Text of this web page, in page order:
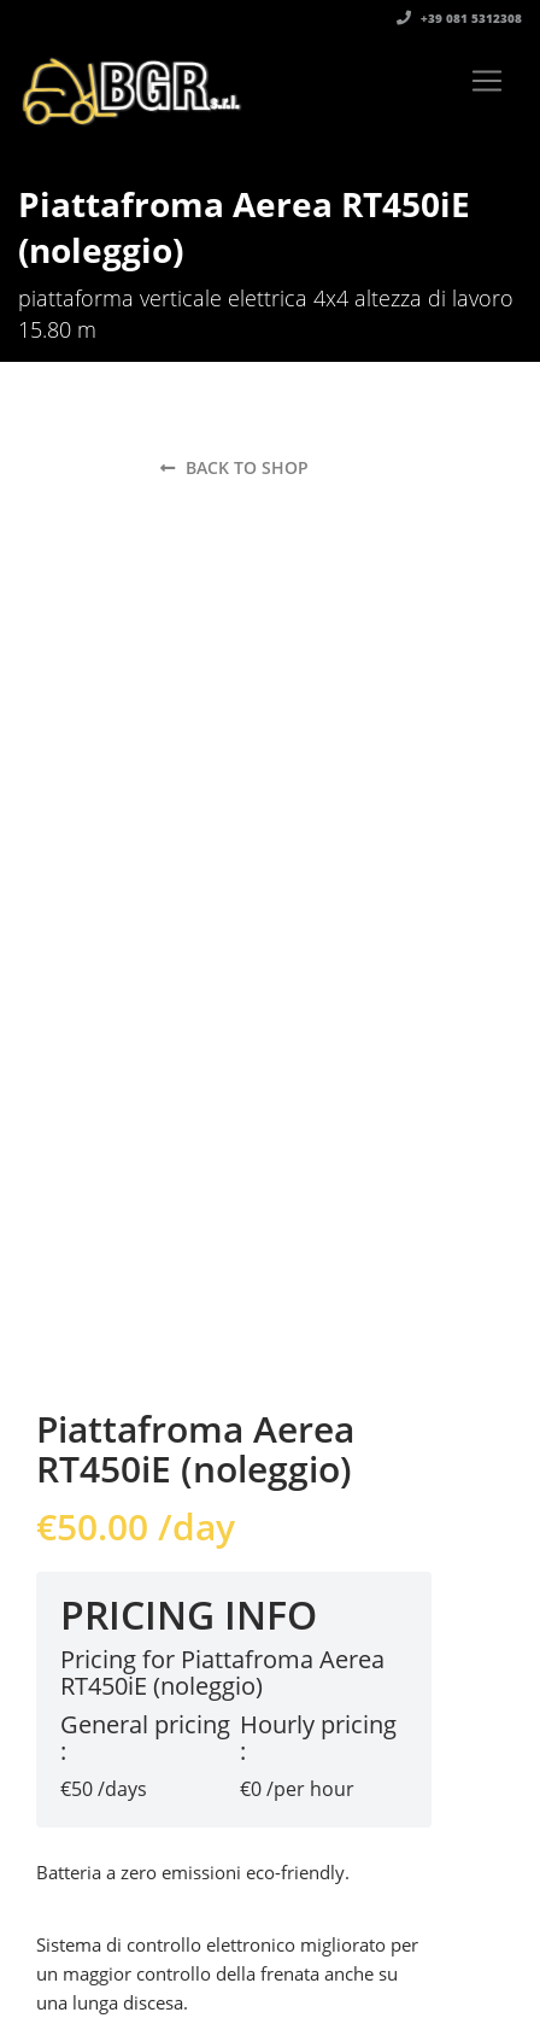
+39 081 5312308‬
Piattafroma Aerea RT450iE
(noleggio)
piattaforma verticale elettrica 4x4 altezza di lavoro
15.80 m
BACK TO SHOP
Piattafroma Aerea
RT450iE (noleggio)
€50.00 /day
PRICING INFO
Pricing for Piattafroma Aerea
RT450iE (noleggio)
General pricing
:
€50 /days
Hourly pricing
:
€0 /per hour
Batteria a zero emissioni eco-friendly.
Sistema di controllo elettronico migliorato per
un maggior controllo della frenata anche su
una lunga discesa.